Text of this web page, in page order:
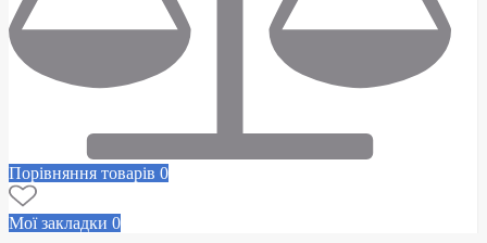
Порівняння товарів 0
Мої закладки 0